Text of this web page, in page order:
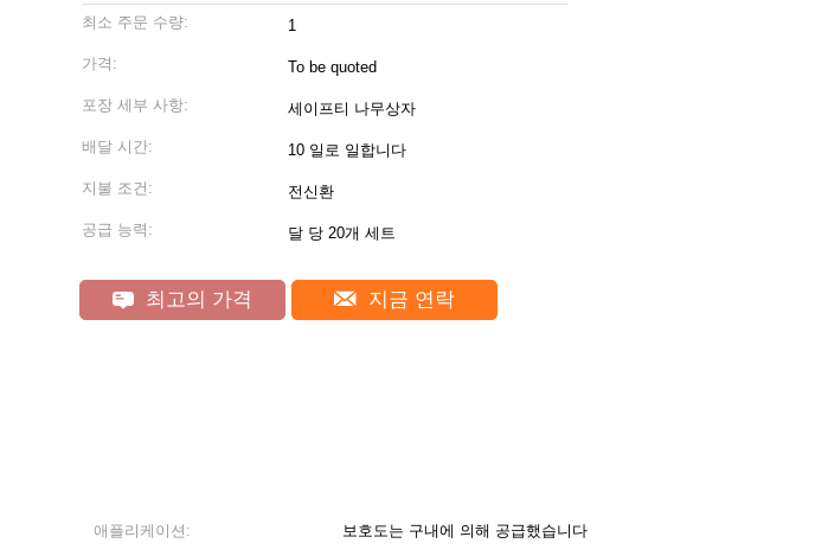
최소 주문 수량: 1
가격: To be quoted
포장 세부 사항: 세이프티 나무상자
배달 시간: 10 일로 일합니다
지불 조건: 전신환
공급 능력: 달 당 20개 세트
최고의 가격 지금 연락
애플리케이션:
보호도는 구내에 의해 공급했습니다